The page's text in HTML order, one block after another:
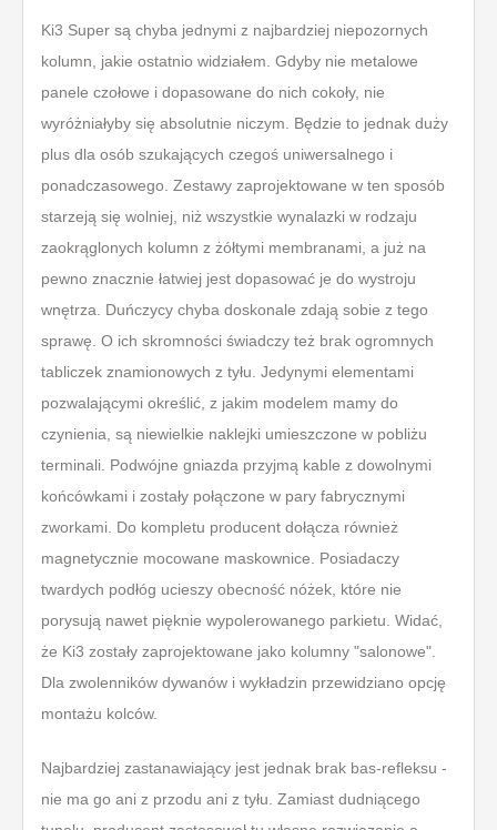
Ki3 Super są chyba jednymi z najbardziej niepozornych
kolumn, jakie ostatnio widziałem. Gdyby nie metalowe
panele czołowe i dopasowane do nich cokoły, nie
wyróżniałyby się absolutnie niczym. Będzie to jednak duży
plus dla osób szukających czegoś uniwersalnego i
ponadczasowego. Zestawy zaprojektowane w ten sposób
starzeją się wolniej, niż wszystkie wynalazki w rodzaju
zaokrąglonych kolumn z żółtymi membranami, a już na
pewno znacznie łatwiej jest dopasować je do wystroju
wnętrza. Duńczycy chyba doskonale zdają sobie z tego
sprawę. O ich skromności świadczy też brak ogromnych
tabliczek znamionowych z tyłu. Jedynymi elementami
pozwalającymi określić, z jakim modelem mamy do
czynienia, są niewielkie naklejki umieszczone w pobliżu
terminali. Podwójne gniazda przyjmą kable z dowolnymi
końcówkami i zostały połączone w pary fabrycznymi
zworkami. Do kompletu producent dołącza również
magnetycznie mocowane maskownice. Posiadaczy
twardych podłóg ucieszy obecność nóżek, które nie
porysują nawet pięknie wypolerowanego parkietu. Widać,
że Ki3 zostały zaprojektowane jako kolumny "salonowe".
Dla zwolenników dywanów i wykładzin przewidziano opcję
montażu kolców.
Najbardziej zastanawiający jest jednak brak bas-refleksu -
nie ma go ani z przodu ani z tyłu. Zamiast dudniącego